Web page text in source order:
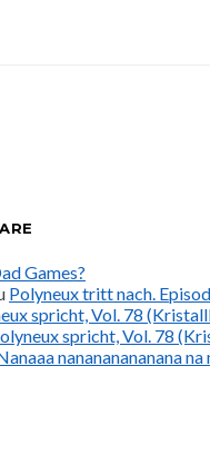
Games?
Polyneux tritt nach.
spricht, Vol. 78
spricht, Vol. 78
nanananananana na